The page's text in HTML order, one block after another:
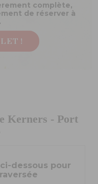
complète,
de réserver à
!
Kerners - Port
dessous pour